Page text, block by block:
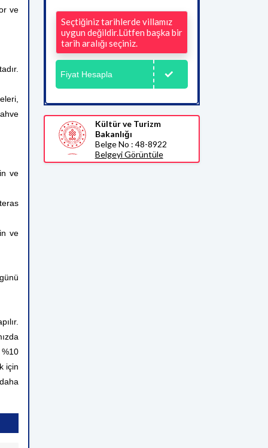
ve
ve
ve
için
Seçtiğiniz tarihlerde villamız
uygun değildir.Lütfen başka bir
tarih aralığı seçiniz.
Fiyat Hesapla
Kültür ve Turizm
Bakanlığı
Belge No : 48-8922
Belgeyi Görüntüle